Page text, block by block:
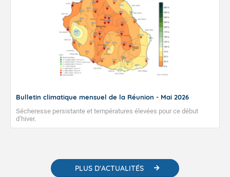
Bulletin climatique mensuel de la Réunion - Mai 2026
Sécheresse persistante et températures élevées pour ce début
d’hiver.
PLUS D'ACTUALITÉS